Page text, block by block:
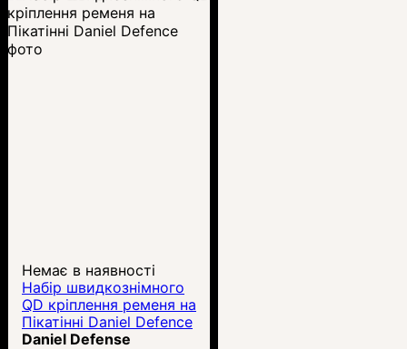
Немає в наявності
Набір швидкознімного
QD кріплення ременя на
Пікатінні Daniel Defence
Daniel Defense